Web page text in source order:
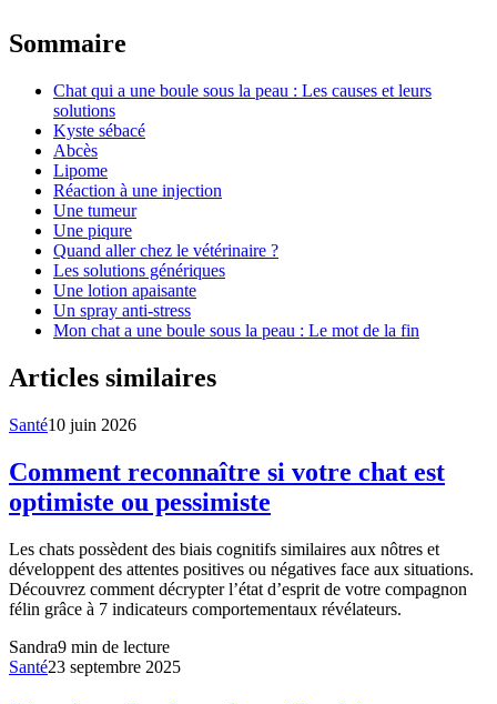
Sommaire
Chat qui a une boule sous la peau : Les causes et leurs
solutions
Kyste sébacé
Abcès
Lipome
Réaction à une injection
Une tumeur
Une piqure
Quand aller chez le vétérinaire ?
Les solutions génériques
Une lotion apaisante
Un spray anti-stress
Mon chat a une boule sous la peau : Le mot de la fin
Articles similaires
Santé10 juin 2026
Comment reconnaître si votre chat est
optimiste ou pessimiste
Les chats possèdent des biais cognitifs similaires aux nôtres et
développent des attentes positives ou négatives face aux situations.
Découvrez comment décrypter l’état d’esprit de votre compagnon
félin grâce à 7 indicateurs comportementaux révélateurs.
Sandra9 min de lecture
Santé23 septembre 2025